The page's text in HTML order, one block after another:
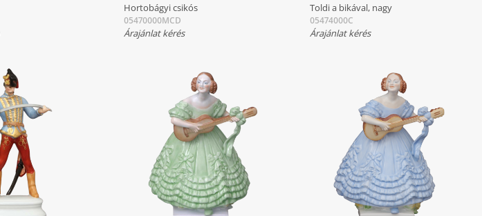
Hortobágyi csikós
05470000MCD
Árajánlat kérés
Toldi a bikával, nagy
05474000C
Árajánlat kérés